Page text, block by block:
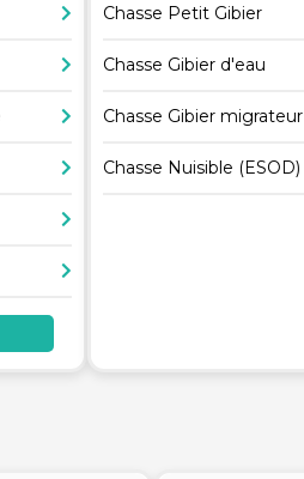
Chasse Petit Gibier
Chasse Gibier d'eau
Chasse Gibier migrateur
Chasse Nuisible (ESOD)